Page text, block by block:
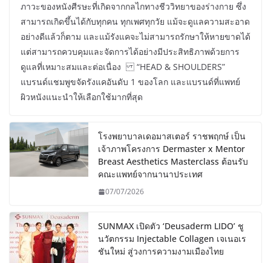
ภาวะของหนังศีรษะที่เกิดจากกลไกทางชีววิทยาของร่างกาย ซึ่ง
สามารถเกิดขึ้นได้กับทุกคน ทุกเพศทุกวัย แม้จะดูแลความสะอาด
อย่างดีแล้วก็ตาม และแม้รังแคจะไม่สามารถรักษาให้หายขาดได้
แต่สามารถควบคุมและจัดการได้อย่างมีประสิทธิภาพด้วยการ
ดูแลที่เหมาะสมและต่อเนื่อง “HEAD & SHOULDERS”
แบรนด์แชมพูขจัดรังแคอันดับ 1 ของโลก และแบรนด์ที่แพทย์
ผิวหนังแนะนำให้เลือกใช้มากที่สุด
โรงพยาบาลเดอมาสเตอร์ ราชพฤกษ์ เป็น
เจ้าภาพโครงการ Dermaster x Mentor
Breast Aesthetics Masterclass ต้อนรับ
คณะแพทย์จากนานาประเทศ
07/07/2026
SUNMAX เปิดตัว ‘Deusaderm LIDO’ ชู
นวัตกรรม Injectable Collagen เจเนอเร
ชันใหม่ สู่วงการความงามเมืองไทย